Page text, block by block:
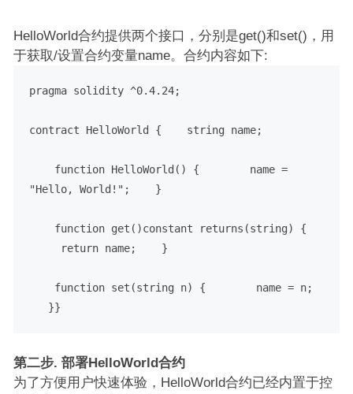
HelloWorld合约提供两个接口，分别是get()和set()，用
于获取/设置合约变量name。合约内容如下:
pragma solidity ^0.4.24;
contract HelloWorld { string name;
function HelloWorld() { name =
"Hello, World!";
}
function get()constant returns(string) {
return name;
}
function set(string n) { name = n;
}}
第二步. 部署HelloWorld合约
为了方便用户快速体验，HelloWorld合约已经内置于控